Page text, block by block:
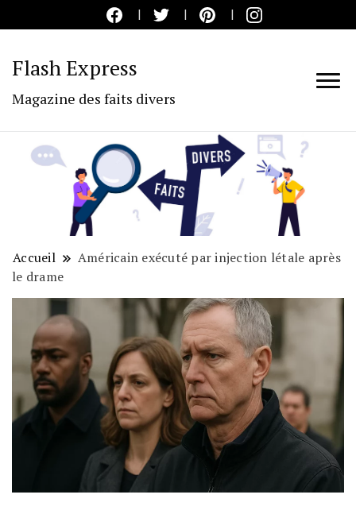
Flash Express
Magazine des faits divers
Accueil
Américain exécuté par injection létale après
le drame